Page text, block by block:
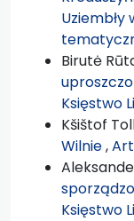
Uziembły
Birutė
Księstwo
Kšištof
Wilnie,
Księstwo